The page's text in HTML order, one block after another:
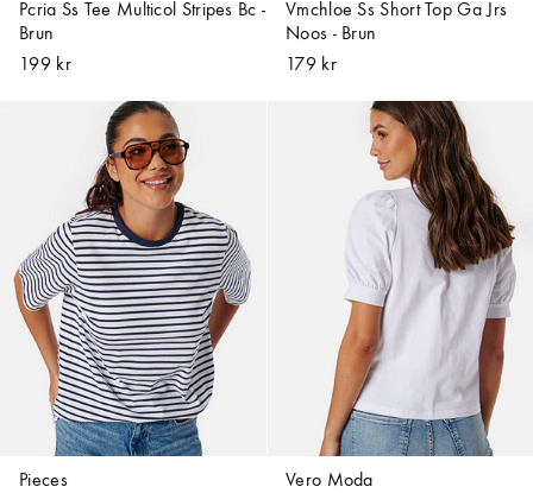
Pcria Ss Tee Multicol Stripes Bc -
Brun
199 kr
Vmchloe Ss Short Top Ga Jrs
Noos - Brun
179 kr
Pieces
Vero Moda